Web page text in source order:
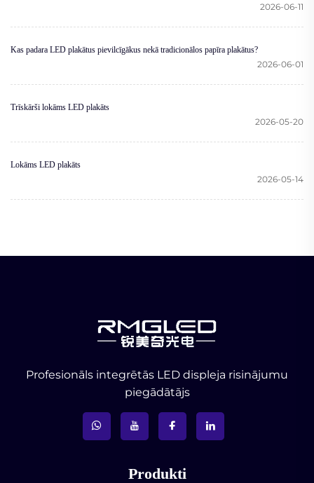
2026-06-11
Kas padara LED plakātus pievilcīgākus nekā tradicionālos papīra plakātus?
2026-06-01
Trīskārši lokāms LED plakāts
2026-05-20
Lokāms LED plakāts
2026-05-14
Profesionāls integrētās LED displeja risinājumu
piegādātājs
Produkti